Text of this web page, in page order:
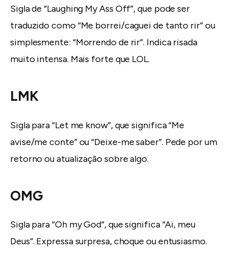
Sigla de “Laughing My Ass Off”, que pode ser
traduzido como “Me borrei/caguei de tanto rir” ou
simplesmente: “Morrendo de rir”. Indica risada
muito intensa. Mais forte que LOL.
LMK
Sigla para “Let me know”, que significa “Me
avise/me conte” ou “Deixe-me saber”. Pede por um
retorno ou atualização sobre algo.
OMG
Sigla para “Oh my God”, que significa “Ai, meu
Deus”. Expressa surpresa, choque ou entusiasmo.